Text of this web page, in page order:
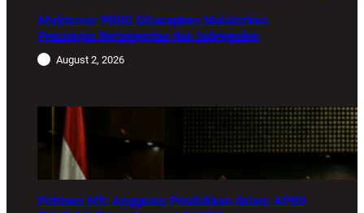
Muktamar PBNU Diharapkan Melahirkan
Pemimpin Berintegritas dan Independen
August 2, 2026
Putusan MK: Anggaran Pendidikan dalam APBN